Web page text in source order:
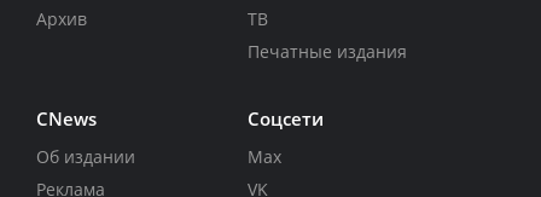
Архив
ТВ
Печатные издания
CNews
Об издании
Реклама
Соцсети
Max
VK